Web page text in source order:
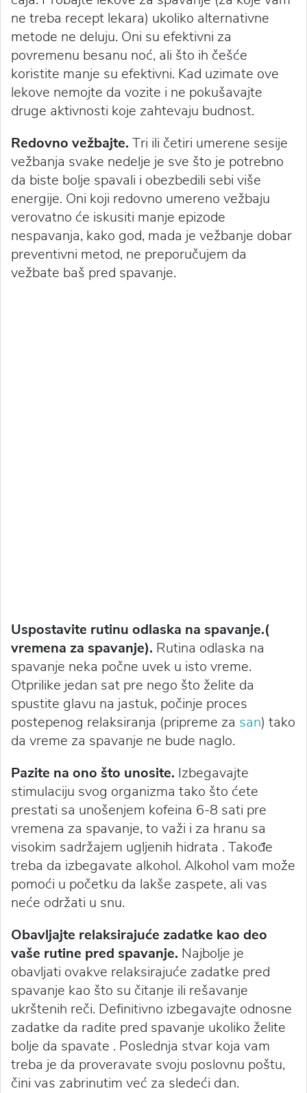
ne treba recept lekara) ukoliko alternativne
metode ne deluju. Oni su efektivni za
povremenu besanu noć, ali što ih češće
koristite manje su efektivni. Kad uzimate ove
lekove nemojte da vozite i ne pokušavajte
druge aktivnosti koje zahtevaju budnost.
Redovno vežbajte. Tri ili četiri umerene sesije
vežbanja svake nedelje je sve što je potrebno
da biste bolje spavali i obezbedili sebi više
energije. Oni koji redovno umereno vežbaju
verovatno će iskusiti manje epizode
nespavanja, kako god, mada je vežbanje dobar
preventivni metod, ne preporučujem da
vežbate baš pred spavanje.
Uspostavite rutinu odlaska na spavanje.(
vremena za spavanje). Rutina odlaska na
spavanje neka počne uvek u isto vreme.
Otprilike jedan sat pre nego što želite da
spustite glavu na jastuk, počinje proces
postepenog relaksiranja (pripreme za san) tako
da vreme za spavanje ne bude naglo.
Pazite na ono što unosite. Izbegavajte
stimulaciju svog organizma tako što ćete
prestati sa unošenjem kofeina 6-8 sati pre
vremena za spavanje, to važi i za hranu sa
visokim sadržajem ugljenih hidrata . Takođe
treba da izbegavate alkohol. Alkohol vam može
pomoći u početku da lakše zaspete, ali vas
neće održati u snu.
Obavljajte relaksirajuće zadatke kao deo
vaše rutine pred spavanje. Najbolje je
obavljati ovakve relaksirajuće zadatke pred
spavanje kao što su čitanje ili rešavanje
ukrštenih reči. Definitivno izbegavajte odnosne
zadatke da radite pred spavanje ukoliko želite
bolje da spavate . Poslednja stvar koja vam
treba je da proveravate svoju poslovnu poštu,
čini vas zabrinutim već za sledeći dan.